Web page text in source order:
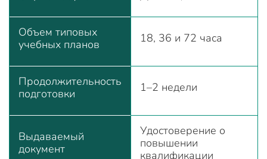
Объем типовых
учебных планов
18, 36 и 72 часа
Продолжительность
подготовки
1–2 недели
Выдаваемый
документ
Удостоверение о
повышении
квалификации